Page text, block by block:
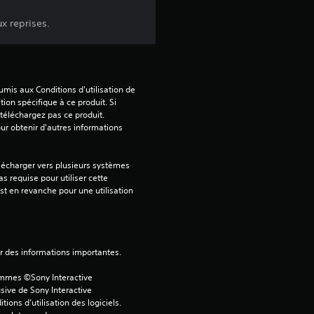
reprises.
aux Conditions d'utilisation de
spécifique à ce produit. Si
pas ce produit.
obtenir d'autres informations
vers plusieurs systèmes
requise pour utiliser cette
en revanche pour une utilisation
des informations importantes.
©Sony Interactive
de Sony Interactive
d’utilisation des logiciels.